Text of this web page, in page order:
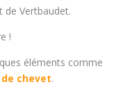
de Vertbaudet.
!
éléments comme
chevet.